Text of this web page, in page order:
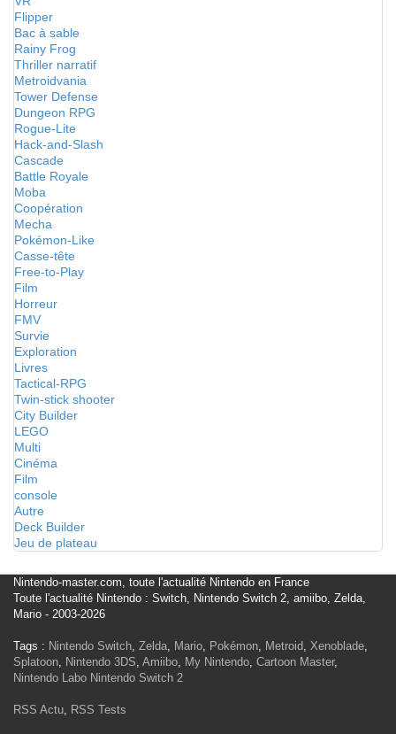
Flipper
Bac à sable
Rainy Frog
Thriller narratif
Metroidvania
Tower Defense
Dungeon RPG
Rogue-Lite
Hack-and-Slash
Cascade
Battle Royale
Moba
Coopération
Mecha
Pokémon-Like
Casse-tête
Free-to-Play
Film
Horreur
FMV
Survie
Exploration
Livres
Tactical-RPG
Twin-stick shooter
City Builder
LEGO
Multi
Cinéma
Film
console
Autre
Deck Builder
Jeu de plateau
Nintendo-master.com, toute l'actualité Nintendo en France
Toute l'actualité Nintendo : Switch, Nintendo Switch 2, amiibo, Zelda,
Mario - 2003-2026
Tags : Nintendo Switch, Zelda, Mario, Pokémon, Metroid, Xenoblade,
Splatoon, Nintendo 3DS, Amiibo, My Nintendo, Cartoon Master,
Nintendo Labo Nintendo Switch 2
RSS Actu, RSS Tests